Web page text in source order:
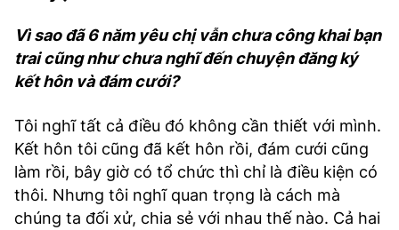
Vì sao đã 6 năm yêu chị vẫn chưa công khai bạn
trai cũng như chưa nghĩ đến chuyện đăng ký
kết hôn và đám cưới?
Tôi nghĩ tất cả điều đó không cần thiết với mình.
Kết hôn tôi cũng đã kết hôn rồi, đám cưới cũng
làm rồi, bây giờ có tổ chức thì chỉ là điều kiện có
thôi. Nhưng tôi nghĩ quan trọng là cách mà
chúng ta đối xử, chia sẻ với nhau thế nào. Cả hai